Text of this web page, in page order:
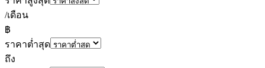
/เดือน
฿
ราคาต่ำสุด
ถึง